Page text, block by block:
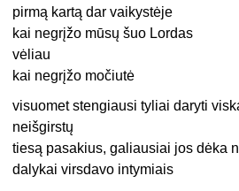
pirmą kartą dar vaikystėje
kai negrįžo mūsų šuo Lordas
vėliau
kai negrįžo močiutė
visuomet stengiausi tyliai daryti
neišgirstų
tiesą pasakius, galiausiai jos dėka
dalykai virsdavo intymiais